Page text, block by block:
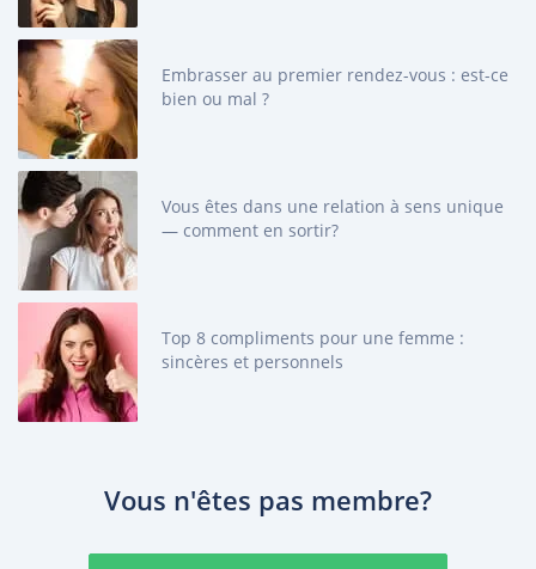
Embrasser au premier rendez-vous : est-ce
bien ou mal ?
Vous êtes dans une relation à sens unique
— comment en sortir?
Top 8 compliments pour une femme :
sincères et personnels
Vous n'êtes pas membre?